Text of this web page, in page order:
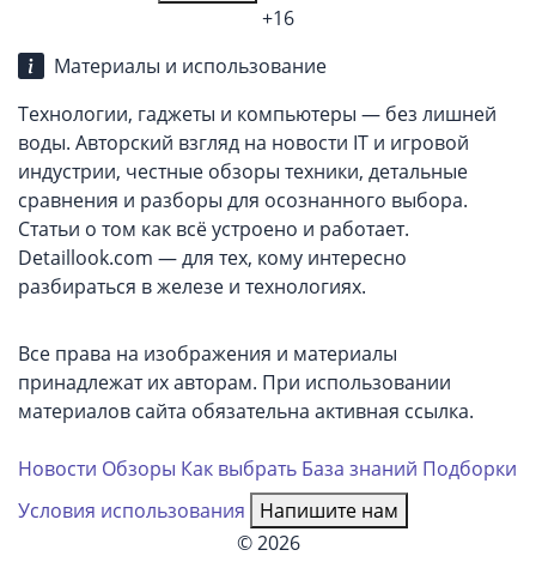
+16
Материалы и использование
Технологии, гаджеты и компьютеры — без лишней
воды. Авторский взгляд на новости IT и игровой
индустрии, честные обзоры техники, детальные
сравнения и разборы для осознанного выбора.
Статьи о том как всё устроено и работает.
Detaillook.com — для тех, кому интересно
разбираться в железе и технологиях.
Все права на изображения и материалы
принадлежат их авторам. При использовании
материалов сайта обязательна активная ссылка.
Новости Обзоры Как выбрать База знаний Подборки
Условия использования
Напишите нам
© 2026